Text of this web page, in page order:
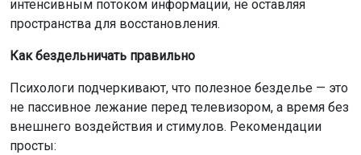
интенсивным потоком информации, не оставляя
пространства для восстановления.
Как бездельничать правильно
Психологи подчеркивают, что полезное безделье — это
не пассивное лежание перед телевизором, а время без
внешнего воздействия и стимулов. Рекомендации
просты: